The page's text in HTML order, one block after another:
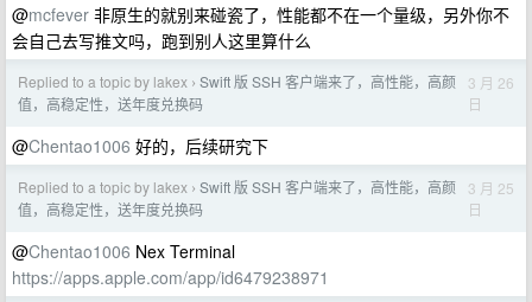
@mcfever 非原生的就别来碰瓷了，性能都不在一个量级，另外你不
会自己去写推文吗，跑到别人这里算什么
Replied to a topic by lakex › Swift 版 SSH 客户端来了，高性能，高颜
值，高稳定性，送年度兑换码
3 月 26
日
@Chentao1006 好的，后续研究下
Replied to a topic by lakex › Swift 版 SSH 客户端来了，高性能，高颜
值，高稳定性，送年度兑换码
3 月 25
日
@Chentao1006 Nex Terminal
https://apps.apple.com/app/id6479238971